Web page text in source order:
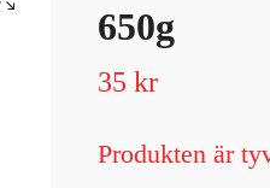
650g
35 kr
Produkten är